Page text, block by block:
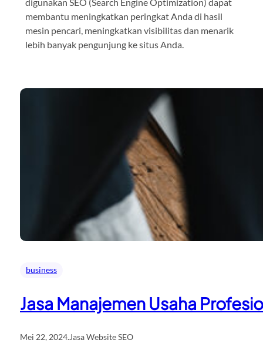
digunakan SEO (Search Engine Optimization) dapat
membantu meningkatkan peringkat Anda di hasil
mesin pencari, meningkatkan visibilitas dan menarik
lebih banyak pengunjung ke situs Anda.
business
Jasa Manajemen Usaha
Mei 22, 2024.Jasa Website SEO